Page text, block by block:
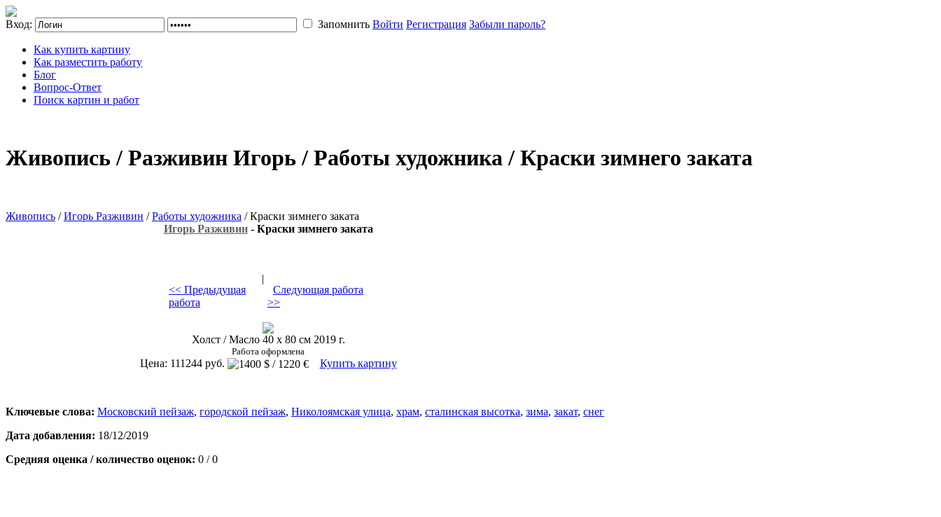
Вход: Запомнить Войти Регистрация Забыли пароль?
Как купить картину
Как разместить работу
Блог
Вопрос-Ответ
Поиск картин и работ
Живопись / Разживин Игорь / Работы художника / Краски зимнего заката
Живопись /Игорь Разживин /Работы художника / Краски зимнего заката
Игорь Разживин- Краски зимнего заката
<< Предыдущая
работа
|
Следующая работа
>>
Холст / Масло 40 х 80 см 2019 г.
Работа оформлена
Цена: 111244 руб. Купить картину
Ключевые слова: Московский пейзаж, городской пейзаж, Николоямская улица, храм, сталинская высотка, зима, закат, снег
Дата добавления: 18/12/2019
Средняя оценка / количество оценок: 0 / 0